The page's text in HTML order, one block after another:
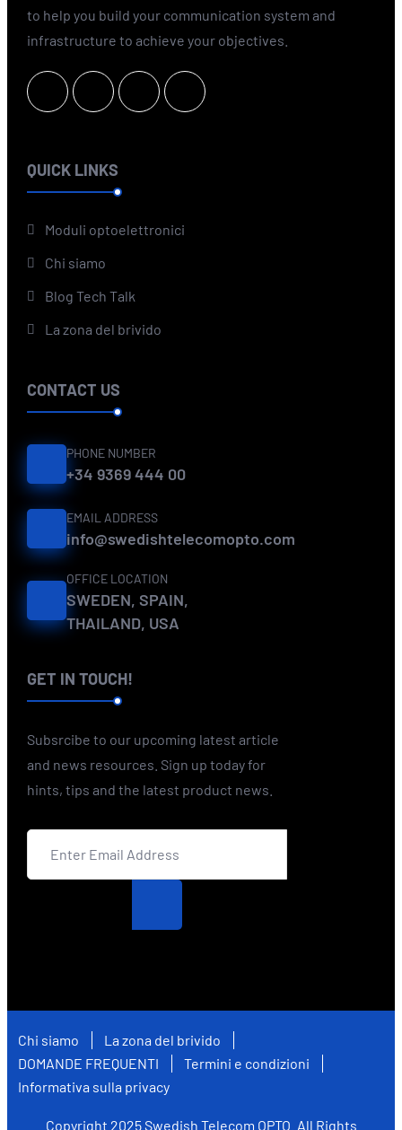
to help you build your communication system and
infrastructure to achieve your objectives.
QUICK LINKS
Moduli optoelettronici
Chi siamo
Blog Tech Talk
La zona del brivido
CONTACT US
PHONE NUMBER
+34 9369 444 00
EMAIL ADDRESS
info@swedishtelecomopto.com
OFFICE LOCATION
SWEDEN, SPAIN,
THAILAND, USA
GET IN TOUCH!
Subsrcibe to our upcoming latest article
and news resources. Sign up today for
hints, tips and the latest product news.
Chi siamo
La zona del brivido
DOMANDE FREQUENTI
Termini e condizioni
Informativa sulla privacy
Copyright 2025Swedish Telecom OPTO . All Rights